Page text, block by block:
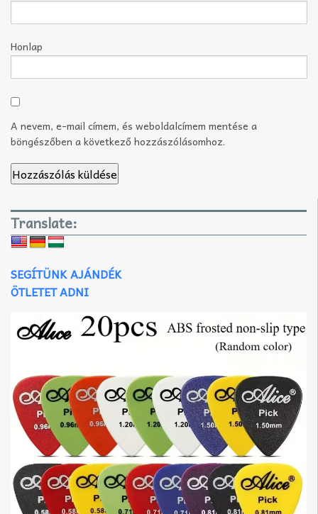
Honlap
A nevem, e-mail címem, és weboldalcímem mentése a
böngészőben a következő hozzászólásomhoz.
Translate:
SEGÍTÜNK AJÁNDÉK
ÖTLETET ADNI